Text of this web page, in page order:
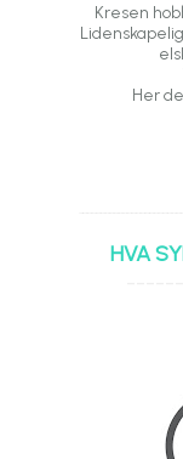
Kresen
Her
HVA